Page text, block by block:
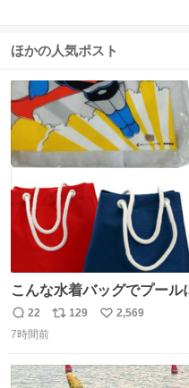
ほかの人気ポスト
こんな水着バッグでプー
世代（笑） #70年代 #80
返
信
22
リ
ト
129
い
数
2,569
7時間前